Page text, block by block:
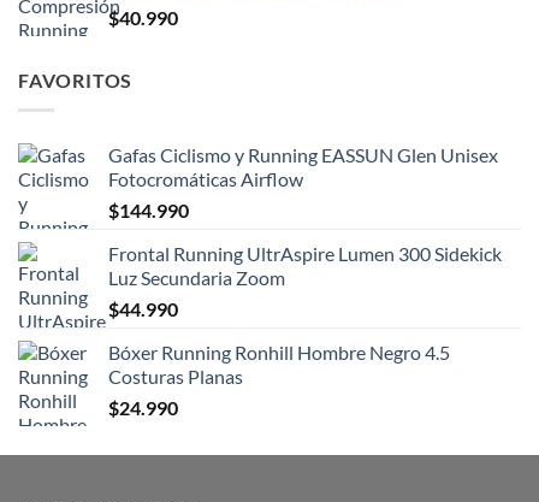
$40.990
FAVORITOS
Gafas Ciclismo y Running EASSUN Glen Unisex
Fotocromáticas Airflow
$144.990
Frontal Running UltrAspire Lumen 300 Sidekick
Luz Secundaria Zoom
$44.990
Bóxer Running Ronhill Hombre Negro 4.5
Costuras Planas
$24.990